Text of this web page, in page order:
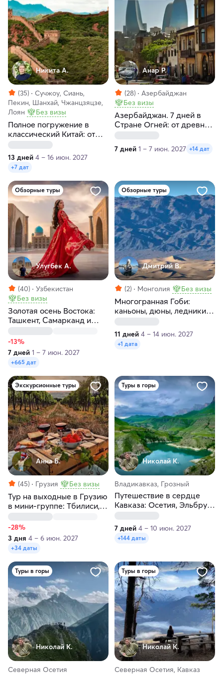
Никита А.
(35)
Сучжоу, Сиань,
Пекин, Шанхай, Чжанцзяцзе,
Лоян
Без визы
Полное погружение в
классический Китай: от
13 дней 4 – 16 июн. 2027
+7 дат
Анар Р.
(28)
Азербайджан
Без визы
Азербайджан. 7 дней в
Стране Огней: от древних
7 дней 1 – 7 июн. 2027 +14 дат
Обзорные туры
Улугбек А.
(40)
Узбекистан
Без визы
Золотая осень Востока:
Ташкент, Самарканд и
-13%
7 дней 1 – 7 июн. 2027
+665 дат
Обзорные туры
Дмитрий В.
(2) Монголия Без визы
Многогранная Гоби:
каньоны, дюны, ледники,
11 дней 4 – 14 июн. 2027
+1 дата
Экскурсионные туры
Анна Б.
(45) Грузия Без визы
Тур на выходные в Грузию
в мини-группе: Тбилиси,
-28%
3 дня 4 – 6 июн. 2027
+34 даты
Туры в горы
Николай К.
Владикавказ, Грозный
Путешествие в сердце
Кавказа: Осетия, Эльбрус,
7 дней 4 – 10 июн. 2027
+144 даты
Туры в горы
Николай К.
Северная Осетия
Туры в горы
Николай К.
Северная Осетия, Кавказ